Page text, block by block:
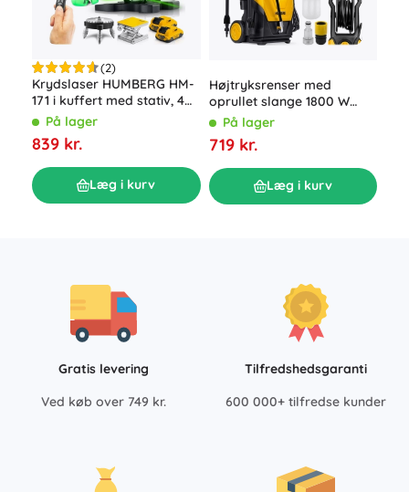
(2)
Krydslaser HUMBERG HM-
171 i kuffert med stativ, 4D
16 linjer, grøn stråle
På lager
839 kr.
Læg i kurv
Højtryksrenser med
oprullet slange 1800 W
Humberg HM-300, 230 bar
På lager
719 kr.
Læg i kurv
Gratis levering
Ved køb over 749 kr.
Tilfredshedsgaranti
600 000+ tilfredse kunder